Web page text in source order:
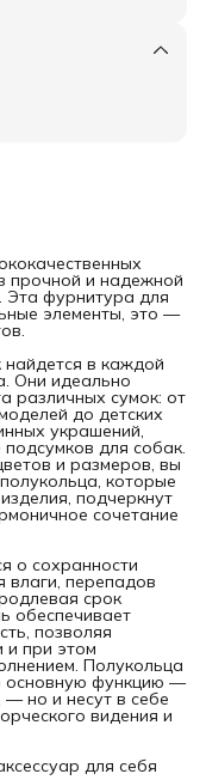
прочной и надежной
Эта фурнитура для
элементы, это —
в каждой
Они идеально
различных сумок: от
до детских
украшений,
для собак.
и размеров, вы
которые
подчеркнут
сочетание
о сохранности
влаги, перепадов
срок
обеспечивает
позволяя
и при этом
Полукольца
основную функцию —
— но и несут в себе
видения и
для себя